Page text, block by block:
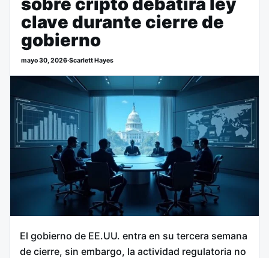
clave durante cierre de
gobierno
mayo 30, 2026·Scarlett Hayes
El gobierno de EE.UU. entra en su tercera semana
de cierre, sin embargo, la actividad regulatoria no